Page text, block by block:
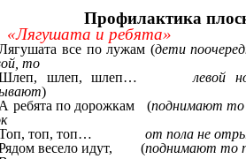
Профилактика
«Лягушата и ребята»
все по лужам (дети
то
шлеп, шлеп…левой
)
ребята по дорожкам (поднимают то
топ, топ… от пола не
весело идут, (поднимают то